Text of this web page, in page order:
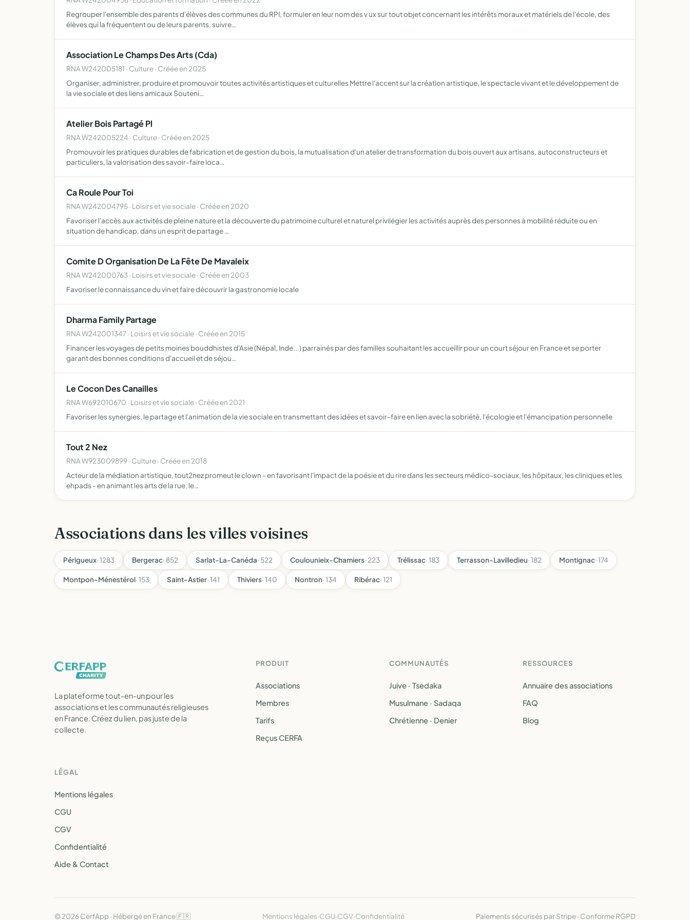
Regrouper l'ensemble des parents d'élèves des communes du RPI, formuler en leur nom des v ux sur tout objet concernant les intérêts moraux et matériels de l'école, des
élèves qui la fréquentent ou de leurs parents, suivre…
Association Le Champs Des Arts (Cda)
RNA W242005181 · Culture · Créée en 2025
Organiser, administrer, produire et promouvoir toutes activités artistiques et culturelles Mettre l'accent sur la création artistique, le spectacle vivant et le développement de
la vie sociale et des liens amicaux Souteni…
Atelier Bois Partagé Pl
RNA W242005224 · Culture · Créée en 2025
Promouvoir les pratiques durables de fabrication et de gestion du bois, la mutualisation d'un atelier de transformation du bois ouvert aux artisans, autoconstructeurs et
particuliers, la valorisation des savoir-faire loca…
Ca Roule Pour Toi
RNA W242004795 · Loisirs et vie sociale · Créée en 2020
Favoriser l'accès aux activités de pleine nature et la découverte du patrimoine culturel et naturel privilégier les activités auprès des personnes à mobilité réduite ou en
situation de handicap, dans un esprit de partage …
Comite D Organisation De La Fête De Mavaleix
RNA W242000763 · Loisirs et vie sociale · Créée en 2003
Favoriser le connaissance du vin et faire découvrir la gastronomie locale
Dharma Family Partage
RNA W242001347 · Loisirs et vie sociale · Créée en 2015
Financer les voyages de petits moines bouddhistes d'Asie (Népal, Inde...) parrainés par des familles souhaitant les accueillir pour un court séjour en France et se porter
garant des bonnes conditions d'accueil et de séjou…
Le Cocon Des Canailles
RNA W692010670 · Loisirs et vie sociale · Créée en 2021
Favoriser les synergies, le partage et l'animation de la vie sociale en transmettant des idées et savoir-faire en lien avec la sobriété, l'écologie et l'émancipation personnelle
Tout 2 Nez
RNA W923009899 · Culture · Créée en 2018
Acteur de la médiation artistique, tout2nez promeut le clown - en favorisant l'impact de la poésie et du rire dans les secteurs médico-sociaux, les hôpitaux, les cliniques et les
ehpads - en animant les arts de la rue, le…
Associations dans les villes voisines
Périgueux· 1283 Bergerac· 852 Sarlat-La-Canéda· 522 Coulounieix-Chamiers· 223 Trélissac· 183 Terrasson-Lavilledieu· 182 Montignac· 174
Montpon-Ménestérol· 153 Saint-Astier· 141 Thiviers· 140 Nontron· 134 Ribérac· 121
La plateforme tout-en-un pour les
associations et les communautés religieuses
en France. Créez du lien, pas juste de la
collecte.
PRODUIT
Associations
Membres
Tarifs
Reçus CERFA
COMMUNAUTÉS
Juive · Tsedaka
Musulmane · Sadaqa
Chrétienne · Denier
RESSOURCES
Annuaire des associations
FAQ
Blog
LÉGAL
Mentions légales
CGU
CGV
Confidentialité
Aide & Contact
© 2026 CerfApp · Hébergé en France 🇫🇷 Mentions légales·CGU·CGV·Confidentialité Paiements sécurisés par Stripe · Conforme RGPD